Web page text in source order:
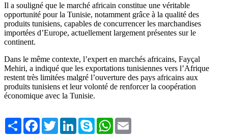
Il a souligné que le marché africain constitue une véritable
opportunité pour la Tunisie, notamment grâce à la qualité des
produits tunisiens, capables de concurrencer les marchandises
importées d’Europe, actuellement largement présentes sur le
continent.
Dans le même contexte, l’expert en marchés africains, Fayçal
Mehiri, a indiqué que les exportations tunisiennes vers l’Afrique
restent très limitées malgré l’ouverture des pays africains aux
produits tunisiens et leur volonté de renforcer la coopération
économique avec la Tunisie.
Share FacebookTwitterLinkedInSkype WhatsApp